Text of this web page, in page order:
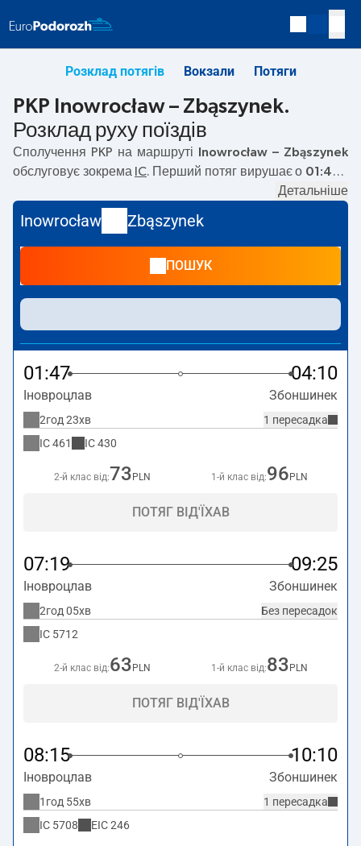
Розклад потягів Вокзали Потяги
PKP Inowrocław – Zbąszynek.
Розклад руху поїздів
Сполучення PKP на маршруті
Inowrocław – Zbąszynek
обслуговує зокрема IC . Перший потяг вирушає о 01:47з
Magazynowa 7, 88-
110, Inowrocław. Останній потяг до Zbąszynek вирушає
о 18:24. На маршрутіInowrocław
також інші потяги:EIC— пропонують нижчу ціну квитка і
зазвичай довший час подорожі. Потяг завершує
маршрут на станції Zbąszynek за адресоюKosieczyńska,
66-210 Zbąszynek
Детальніше
Inowrocław Zbąszynek
ПОШУК
01:47 04:10
Іновроцлав Збоншинек
1 пересадка
2год 23хв
IC461 IC430
2-й клас від:73 PLN 1-й клас від:96 PLN
ПОТЯГ ВІД'ЇХАВ
07:19 09:25
Іновроцлав Збоншинек
Без пересадок
2год 05хв
IC 5712
2-й клас від:63 PLN 1-й клас від:83 PLN
ПОТЯГ ВІД'ЇХАВ
08:15 10:10
Іновроцлав Збоншинек
1 пересадка
1год 55хв
IC 5708 EIC246